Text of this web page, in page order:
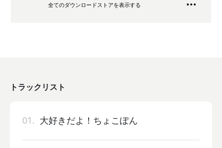
全てのダウンロードストアを表示する
トラックリスト
01. 大好きだよ！ちょこぽん